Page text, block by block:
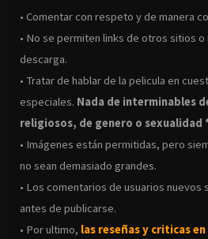
• Comentar con respeto y de manera
• No se permiten links de otros sitios
descarga.
• Tratar de hablar de la pelicula en
especiales. Nada de interminables
religiosos, de genero o sexualidad
• Imágenes están permitidas, pero
no sean demasiado grandes.
• Los comentarios de usuarios
antes de publicarse.
• Por ultimo, las reseñas y criticas en